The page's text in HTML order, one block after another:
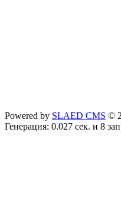
Powered by SLAED CMS ©
Генерация: 0.027 сек. и 8